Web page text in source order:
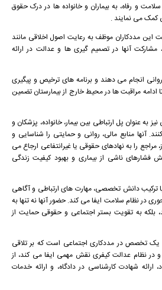
سلامت و رفاه، به بیماران و خانواده ها در درک حقوق
کمک می نمایند .
این مددکاران موظف به رعایت اصول اخلاقی مانند
مشارکت آنها در تصمیم گیری ها و عدالت در ارائه
انجام می دهند و برنامه های ترخیص و پیگیری
ادامه مراقبت ها در محیط خارج از بیمارستان تضمین
به عنوان پل ارتباطی بین بیمار، خانواده، پزشکان و
آنها منابع مالی، روانی و حمایتی را شناسایی و
را به نهادهای حقوقی یا غیرانتفاعی ارجاع می
ناشی از بیماری و بهبود کیفیت زندگی
ترکیب دانش تخصصی، مهارت های ارتباطی و آگاهی
در نظام سلامت ایفا می کند. حضور آنها نه تنها به
به تقویت بستر اجتماعی و حقوقی حمایت از
یک تخصص در مددکاری اجتماعی است که بر تلاقی
و در نظام عدالت کیفری نقش مهمی ایفا می کند، از
ارائه شهادت کارشناسی در دادگاه، و ارائه خدمات